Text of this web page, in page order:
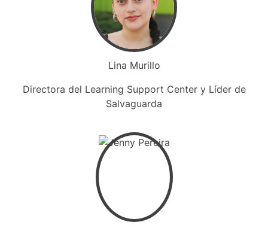
Lina Murillo
Directora del Learning Support Center y Líder de
Salvaguarda